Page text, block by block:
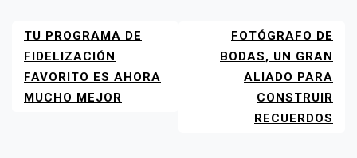
NAVEGACIÓN
DE
ENTRADAS
TU PROGRAMA DE
FIDELIZACIÓN
FAVORITO ES AHORA
MUCHO MEJOR
FOTÓGRAFO DE
BODAS, UN GRAN
ALIADO PARA
CONSTRUIR
RECUERDOS